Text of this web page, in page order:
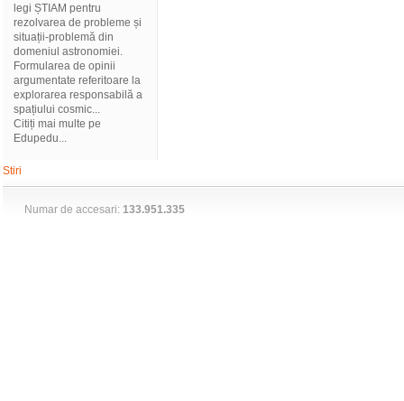
legi ȘTIAM pentru
rezolvarea de probleme și
situații-problemă din
domeniul astronomiei.
Formularea de opinii
argumentate referitoare la
explorarea responsabilă a
spațiului cosmic...
Citiți mai multe pe
Edupedu...
Stiri
Numar de accesari: 133.951.335